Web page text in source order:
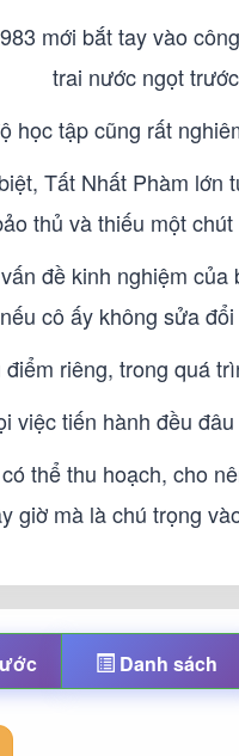
mới bắt tay vào
trai nước ngọt
học tập cũng rất
Tất Nhất Phàm
thủ và thiếu một
đề kinh nghiệm
cô ấy không sửa
riêng, trong quá
việc tiến hành đều
thể thu hoạch, cho
giờ mà là chú trọng
Danh sách